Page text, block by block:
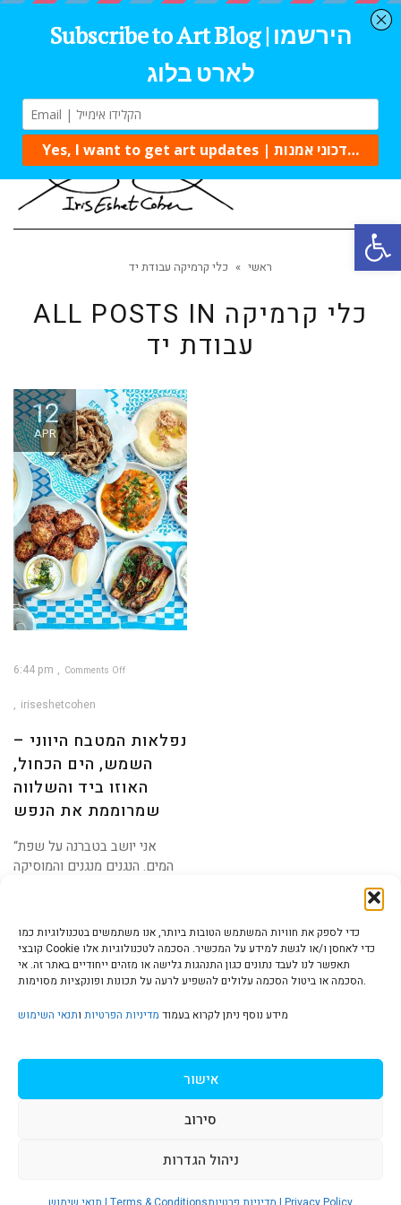
כדי לספק את חוויות המשתמש הטובות ביותר, אנו משתמשים בטכנולוגיות כמו
קובצי Cookie כדי לאחסן ו/או לגשת למידע על המכשיר. הסכמה לטכנולוגיות אלו
תאפשר לנו לעבד נתונים כגון התנהגות גלישה או מזהים ייחודיים באתר זה. אי
הסכמה או ביטול הסכמה עלולים להשפיע לרעה על תכונות ופונקציות מסוימות.
מידע נוסף ניתן לקרוא בעמוד מדיניות הפרטיות ותנאי השימוש
אישור
סירוב
ניהול הגדרות
ראשי » כלי קרמיקה עבודת יד
ALL POSTS IN כלי קרמיקה
עבודת יד
12
APR
6:44 pm Comments Off
הכחול,
האוזו
והשלווה
שמרוממת
iriseshetcohen
נפלאות המטבח היווני –
השמש, הים הכחול,
האוזו ביד והשלווה
שמרוממת את הנפש
“אני יושב בטברנה על שפת
המים. הנגנים מנגנים והמוסיקה
הצהרת נגישות | Accessibility